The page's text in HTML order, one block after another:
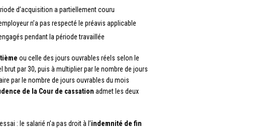
d’acquisition a partiellement couru
n’a pas respecté le préavis applicable
pendant la période travaillée
ou celle des jours ouvrables réels selon le
par 30, puis à multiplier par le nombre de jours
par le nombre de jours ouvrables du mois
de la Cour de cassation admet les deux
: le salarié n’a pas droit à l’indemnité de fin